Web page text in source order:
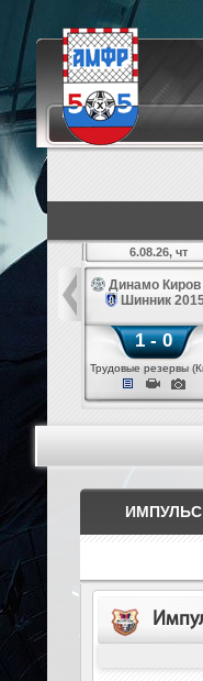
белые 14
6.08.26, чт
Динамо Киров
Шинник
1 - 0
Трудовые резервы